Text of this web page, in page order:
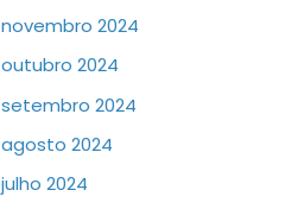
novembro 2024
outubro 2024
setembro 2024
agosto 2024
julho 2024